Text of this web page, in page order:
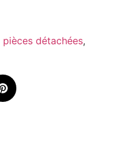
pièces détachées,